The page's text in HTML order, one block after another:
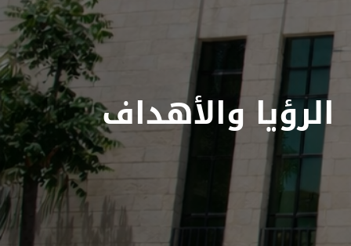
الرؤيا والأهداف